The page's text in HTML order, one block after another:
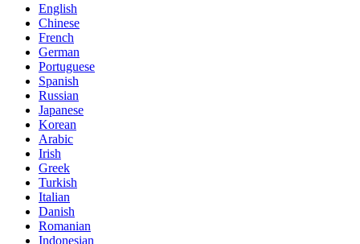
English
Chinese
French
German
Portuguese
Spanish
Russian
Japanese
Korean
Arabic
Irish
Greek
Turkish
Italian
Danish
Romanian
Indonesian